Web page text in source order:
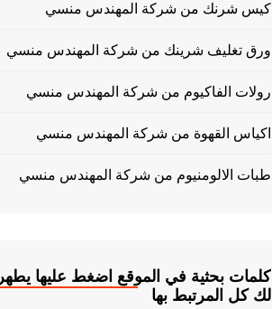
كيس شرنك من شركة المهندس منسي
ورق تغليف شرينك من شركة المهندس منسي
رولات الفاكيوم من شركة المهندس منسي
اكياس القهوة من شركة المهندس منسي
طبات الالومنيوم من شركة المهندس منسي
كلمات بحثية في الموقع اضغط عليها يطهر
لك كل المرتبط بها